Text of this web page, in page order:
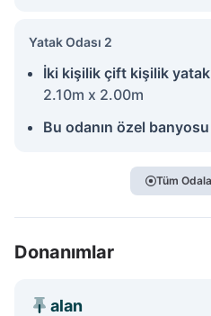
Yatak Odası 2
İki kişilik çift kişilik yatak
2.10m x 2.00m
Bu odanın özel
Tüm
Donanımlar
alan